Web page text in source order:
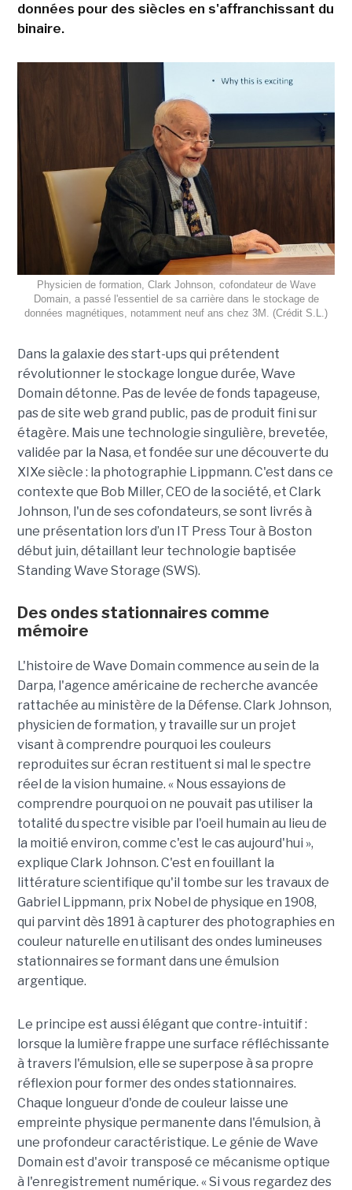
données pour des siècles en s'affranchissant du
binaire.
Physicien de formation, Clark Johnson, cofondateur de Wave
Domain, a passé l'essentiel de sa carrière dans le stockage de
données magnétiques, notamment neuf ans chez 3M. (Crédit S.L.)
Dans la galaxie des start-ups qui prétendent
révolutionner le stockage longue durée, Wave
Domain détonne. Pas de levée de fonds tapageuse,
pas de site web grand public, pas de produit fini sur
étagère. Mais une technologie singulière, brevetée,
validée par la Nasa, et fondée sur une découverte du
XIXe siècle : la photographie Lippmann. C'est dans ce
contexte que Bob Miller, CEO de la société, et Clark
Johnson, l'un de ses cofondateurs, se sont livrés à
une présentation lors d’un IT Press Tour à Boston
début juin, détaillant leur technologie baptisée
Standing Wave Storage (SWS).
Des ondes stationnaires comme
mémoire
L'histoire de Wave Domain commence au sein de la
Darpa, l'agence américaine de recherche avancée
rattachée au ministère de la Défense. Clark Johnson,
physicien de formation, y travaille sur un projet
visant à comprendre pourquoi les couleurs
reproduites sur écran restituent si mal le spectre
réel de la vision humaine. « Nous essayions de
comprendre pourquoi on ne pouvait pas utiliser la
totalité du spectre visible par l'oeil humain au lieu de
la moitié environ, comme c'est le cas aujourd'hui »,
explique Clark Johnson. C'est en fouillant la
littérature scientifique qu'il tombe sur les travaux de
Gabriel Lippmann, prix Nobel de physique en 1908,
qui parvint dès 1891 à capturer des photographies en
couleur naturelle en utilisant des ondes lumineuses
stationnaires se formant dans une émulsion
argentique.
Le principe est aussi élégant que contre-intuitif :
lorsque la lumière frappe une surface réfléchissante
à travers l'émulsion, elle se superpose à sa propre
réflexion pour former des ondes stationnaires.
Chaque longueur d'onde de couleur laisse une
empreinte physique permanente dans l'émulsion, à
une profondeur caractéristique. Le génie de Wave
Domain est d'avoir transposé ce mécanisme optique
à l'enregistrement numérique. « Si vous regardez des